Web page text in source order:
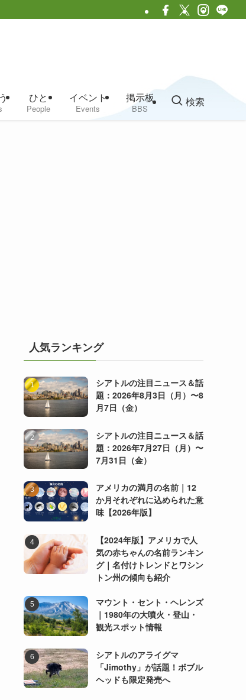
ひと
People
イベント
Events
掲示板
BBS
検索
人気ランキング
シアトルの注目ニュース＆話
題：2026年8月3日（月）〜8
月7日（金）
シアトルの注目ニュース＆話
題：2026年7月27日（月）〜
7月31日（金）
アメリカの満月の名前｜12
か月それぞれに込められた意
味【2026年版】
【2024年版】アメリカで人
気の赤ちゃんの名前ランキン
グ｜名付けトレンドとワシン
トン州の傾向も紹介
マウント・セント・ヘレンズ
｜1980年の大噴火・登山・
観光スポット情報
シアトルのアライグマ
「Jimothy」が話題！ボブル
ヘッドも限定発売へ